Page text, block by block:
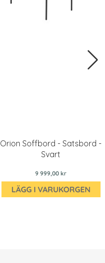
Orion Soffbord - Satsbord -
Svart
9 999,00 kr
LÄGG I VARUKORGEN